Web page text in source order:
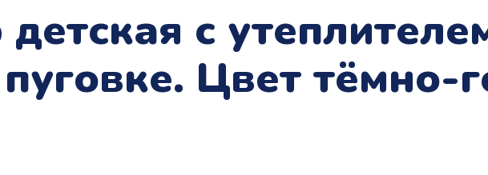
с
Цвет тёмно-